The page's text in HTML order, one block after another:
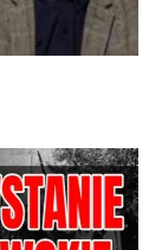
i tłumaczenie,
znowu jakiegoś